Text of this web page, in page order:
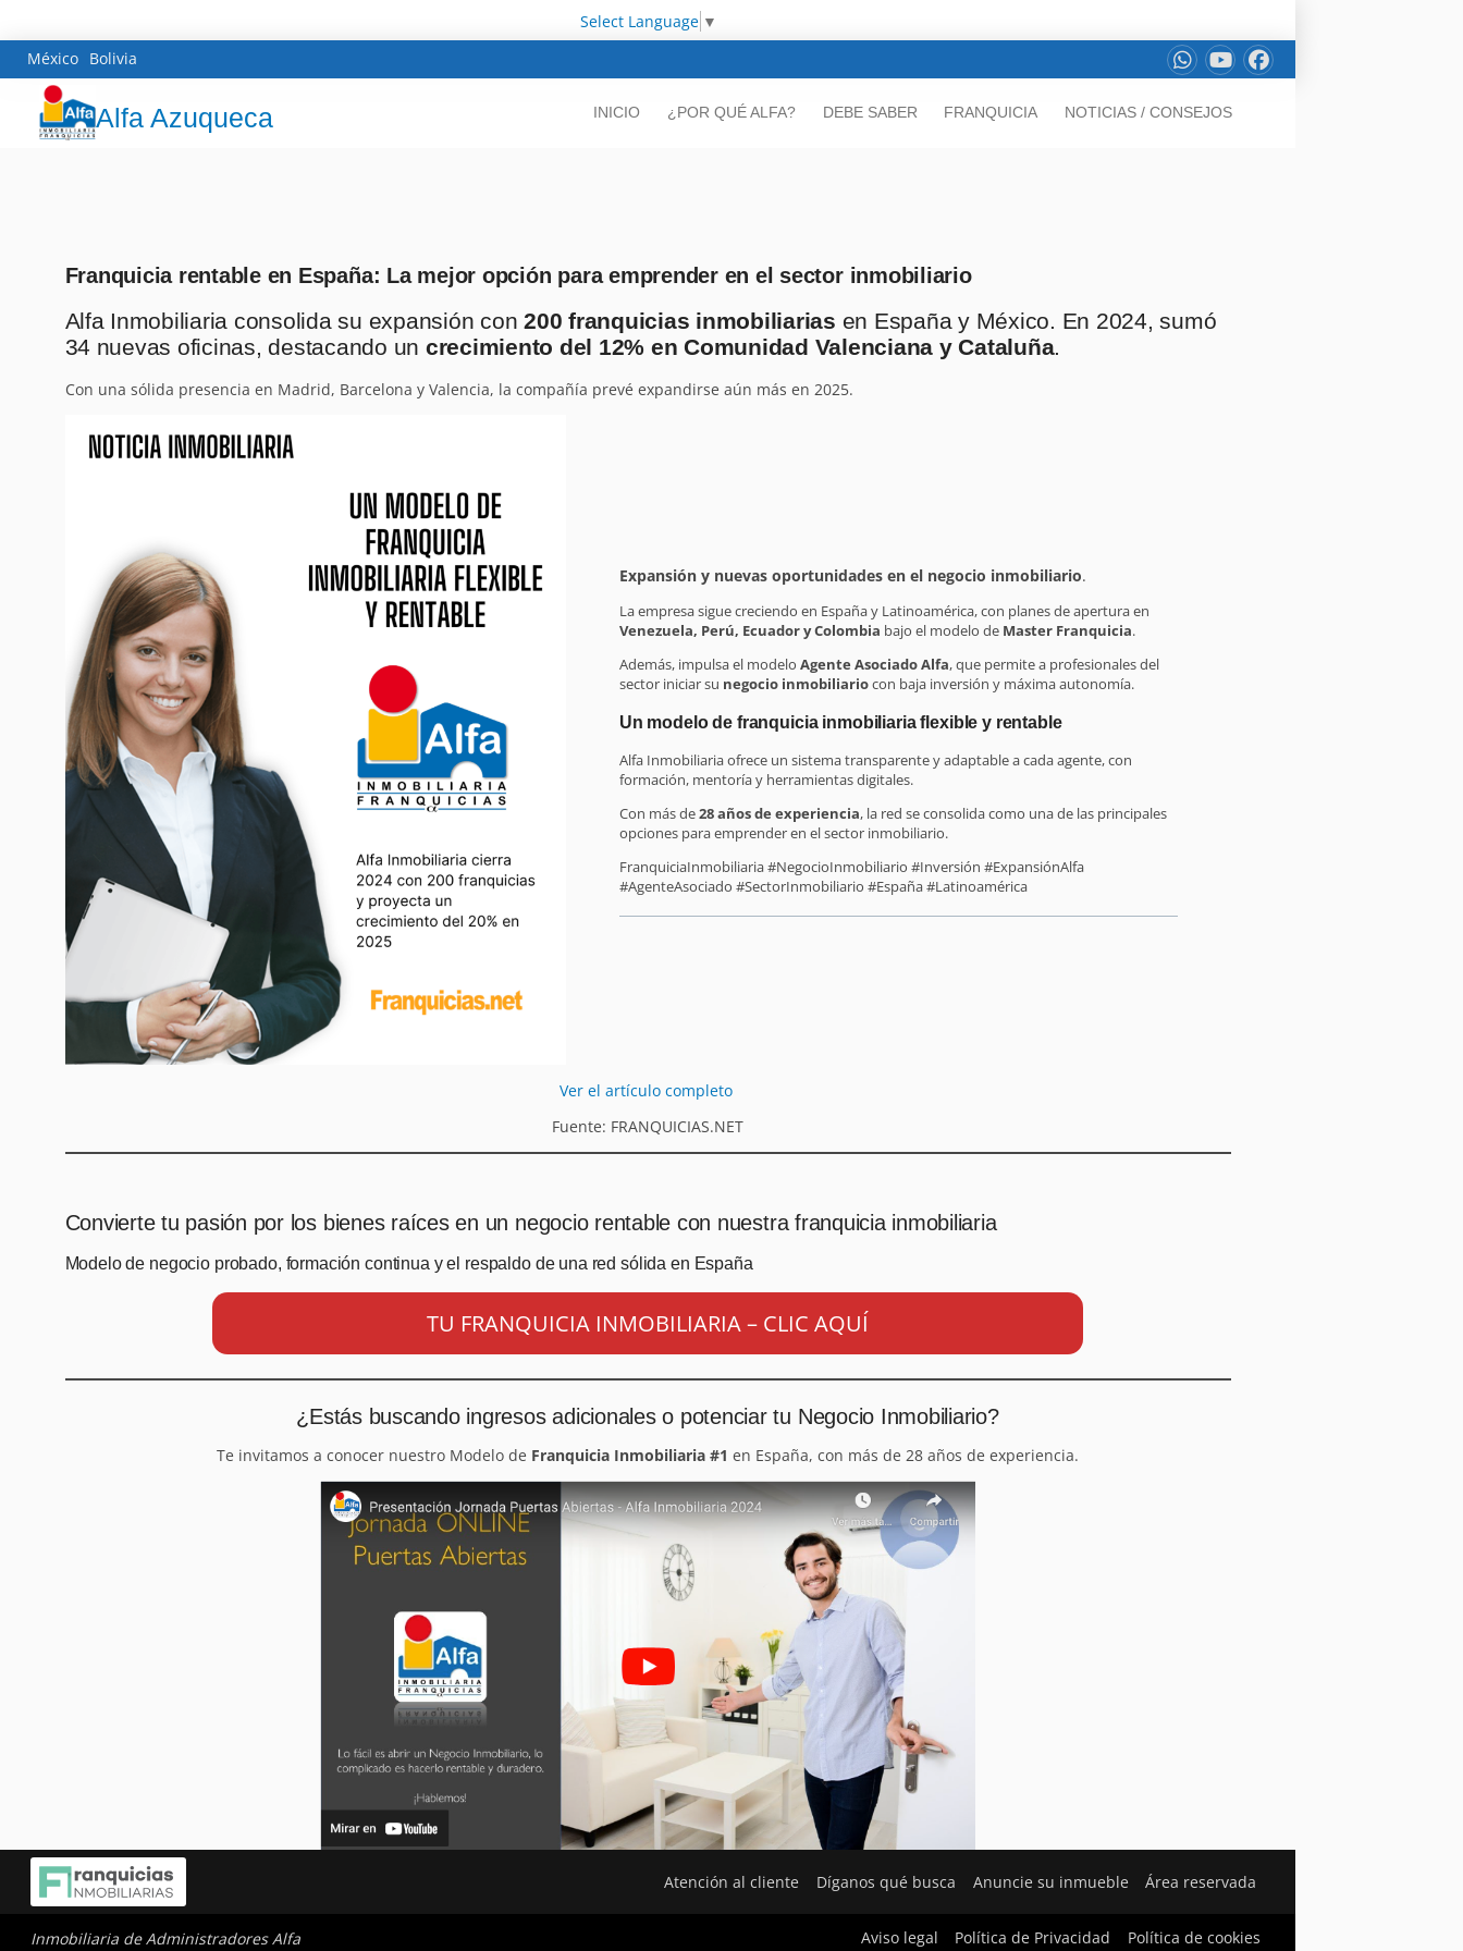
Select Language ▼
México Bolivia
Alfa Azuqueca INICIO ¿POR QUÉ ALFA? DEBE SABER FRANQUICIA NOTICIAS / CONSEJOS
Franquicia rentable en España: La mejor opción para emprender en el sector inmobiliario
Alfa Inmobiliaria consolida su expansión con200 franquicias inmobiliarias en España y México. En 2024, sumó
34 nuevas oficinas, destacando un crecimiento del 12% en Comunidad Valenciana y Cataluña.
Con una sólida presencia en Madrid, Barcelona y Valencia, la compañía prevé expandirse aún más en 2025.
Expansión y nuevas oportunidades en el negocio inmobiliario.
La empresa sigue creciendo en España y Latinoamérica, con planes de apertura en
Venezuela, Perú, Ecuador y Colombia bajo el modelo de Master Franquicia.
Además, impulsa el modelo Agente Asociado Alfa, que permite a profesionales del
sector iniciar su negocio inmobiliariocon baja inversión y máxima autonomía.
Un modelo de franquicia inmobiliaria flexible y rentable
Alfa Inmobiliaria ofrece un sistema transparente y adaptable a cada agente, con
formación, mentoría y herramientas digitales.
Con más de28 años de experiencia, la red se consolida como una de las principales
opciones para emprender en el sector inmobiliario.
FranquiciaInmobiliaria #NegocioInmobiliario #Inversión #ExpansiónAlfa
#AgenteAsociado #SectorInmobiliario #España #Latinoamérica
Ver el artículo completo
Fuente: FRANQUICIAS.NET
Convierte tu pasión por los bienes raíces en un negocio rentable con nuestra franquicia inmobiliaria
Modelo de negocio probado, formación continua y el respaldo de una red sólida en España
TU FRANQUICIA INMOBILIARIA – CLIC AQUÍ
¿Estás buscando ingresos adicionales o potenciar tu Negocio Inmobiliario?
Te invitamos a conocer nuestro Modelo de Franquicia Inmobiliaria #1 en España, con más de 28 años de experiencia.
Atención al cliente Díganos qué busca Anuncie su inmueble Área reservada
Inmobiliaria de Administradores Alfa Aviso legal Política de Privacidad Política de cookies